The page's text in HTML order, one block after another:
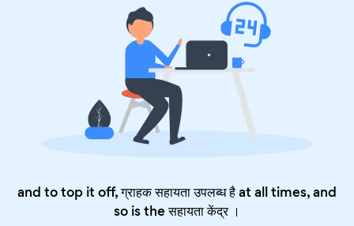
and to top it off, ग्राहक सहायता उपलब्ध है at all times, and
so is theसहायता केंद्र।